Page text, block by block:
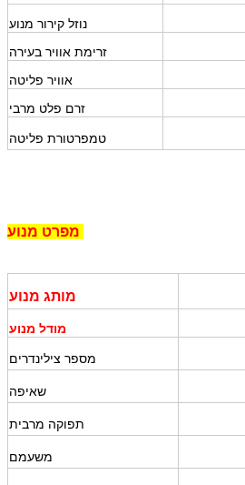
נוזל קירור מנוע
זרימת אוויר בעירה
אוויר פליטה
זרם פלט מרבי
טמפרטורת פליטה
מפרט
מותג מנוע
מודל מנוע
מספר צילינדרים
שאיפה
תפוקה מרבית
משעמם